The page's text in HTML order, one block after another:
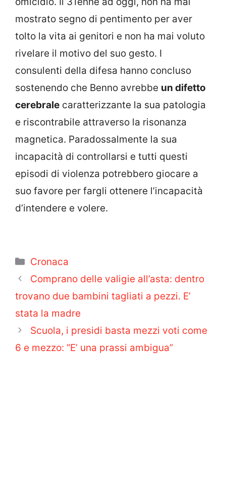
mostrato segno di pentimento per aver
tolto la vita ai genitori e non ha mai voluto
rivelare il motivo del suo gesto. I
consulenti della difesa hanno concluso
sostenendo che Benno avrebbe un difetto
cerebrale caratterizzante la sua patologia
e riscontrabile attraverso la risonanza
magnetica. Paradossalmente la sua
incapacità di controllarsi e tutti questi
episodi di violenza potrebbero giocare a
suo favore per fargli ottenere l’incapacità
d’intendere e volere.
Categorie
Cronaca
Comprano delle valigie all’asta: dentro
trovano due bambini tagliati a pezzi. E’
stata la madre
Scuola, i presidi basta mezzi voti come
6 e mezzo: “E’ una prassi ambigua”